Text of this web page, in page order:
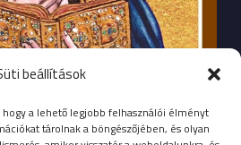
beállítások
a lehető legjobb felhasználói élményt
tárolnak a böngészőjében, és olyan